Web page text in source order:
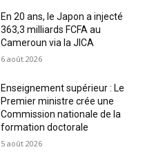
En 20 ans, le Japon a injecté
363,3 milliards FCFA au
Cameroun via la JICA
6 août 2026
Enseignement supérieur : Le
Premier ministre crée une
Commission nationale de la
formation doctorale
5 août 2026